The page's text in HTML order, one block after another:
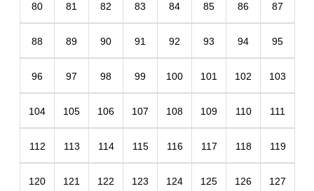
80 81 82 83 84 85 86 87
88 89 90 91 92 93 94 95
96 97 98 99 100 101 102 103
104 105 106 107 108 109 110 111
112 113 114 115 116 117 118 119
120 121 122 123 124 125 126 127